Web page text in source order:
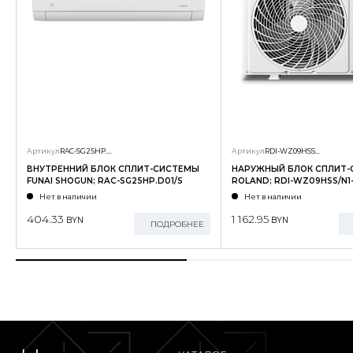
Артикул RAC-SG25HP.D01/S
ВНУТРЕННИЙ БЛОК СПЛИТ-СИСТЕМЫ
FUNAI SHOGUN; RAC-SG25HP.D01/S
Нет в наличии
404.33 BYN ПОДРОБНЕЕ
Артикул RDI-WZ09HSS/N1-OUT
НАРУЖНЫЙ БЛОК
ROLAND; RDI-WZ09HSS/
Нет в наличии
1 162.95 BYN